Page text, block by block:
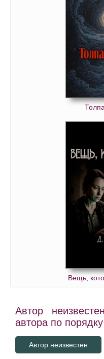
Вещь,
Автор
автора по порядку
Автор неизвестен